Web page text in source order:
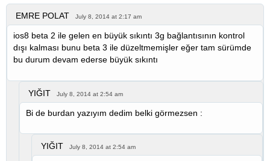
EMRE POLAT July 8, 2014 at 2:17 am
ios8 beta 2 ile gelen en büyük sıkıntı 3g bağlantısının kontrol
dışı kalması bunu beta 3 ile düzeltmemişler eğer tam sürümde
bu durum devam ederse büyük sıkıntı
YIĞIT July 8, 2014 at 2:54 am
Bi de burdan yazıyım dedim belki görmezsen :
YIĞIT July 8, 2014 at 2:54 am